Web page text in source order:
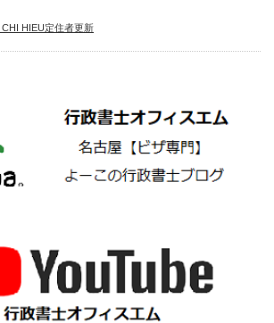
HIEU定住者更新